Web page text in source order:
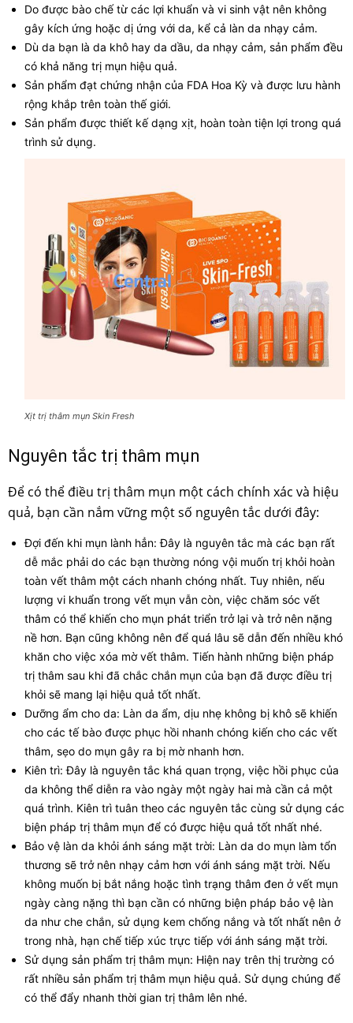
Do được bào chế từ các lợi khuẩn và vi sinh vật nên không
gây kích ứng hoặc dị ứng với da, kể cả làn da nhạy cảm.
Dù da bạn là da khô hay da dầu, da nhạy cảm, sản phẩm đều
có khả năng trị mụn hiệu quả.
Sản phẩm đạt chứng nhận của FDA Hoa Kỳ và được lưu hành
rộng khắp trên toàn thế giới.
Sản phẩm được thiết kế dạng xịt, hoàn toàn tiện lợi trong quá
trình sử dụng.
Xịt trị thâm mụn Skin Fresh
Nguyên tắc trị thâm mụn
Để có thể điều trị thâm mụn một cách chính xác và hiệu
quả, bạn cần nắm vững một số nguyên tắc dưới đây:
Đợi đến khi mụn lành hẳn: Đây là nguyên tắc mà các bạn rất
dễ mắc phải do các bạn thường nóng vội muốn trị khỏi hoàn
toàn vết thâm một cách nhanh chóng nhất. Tuy nhiên, nếu
lượng vi khuẩn trong vết mụn vẫn còn, việc chăm sóc vết
thâm có thể khiến cho mụn phát triển trở lại và trở nên nặng
nề hơn. Bạn cũng không nên để quá lâu sẽ dẫn đến nhiều khó
khăn cho việc xóa mờ vết thâm. Tiến hành những biện pháp
trị thâm sau khi đã chắc chắn mụn của bạn đã được điều trị
khỏi sẽ mang lại hiệu quả tốt nhất.
Dưỡng ẩm cho da: Làn da ẩm, dịu nhẹ không bị khô sẽ khiến
cho các tế bào được phục hồi nhanh chóng kiến cho các vết
thâm, sẹo do mụn gây ra bị mờ nhanh hơn.
Kiên trì: Đây là nguyên tắc khá quan trọng, việc hồi phục của
da không thể diễn ra vào ngày một ngày hai mà cần cả một
quá trình. Kiên trì tuân theo các nguyên tắc cùng sử dụng các
biện pháp trị thâm mụn để có được hiệu quả tốt nhất nhé.
Bảo vệ làn da khỏi ánh sáng mặt trời: Làn da do mụn làm tổn
thương sẽ trở nên nhạy cảm hơn với ánh sáng mặt trời. Nếu
không muốn bị bắt nắng hoặc tình trạng thâm đen ở vết mụn
ngày càng nặng thì bạn cần có những biện pháp bảo vệ làn
da như che chắn, sử dụng kem chống nắng và tốt nhất nên ở
trong nhà, hạn chế tiếp xúc trực tiếp với ánh sáng mặt trời.
Sử dụng sản phẩm trị thâm mụn: Hiện nay trên thị trường có
rất nhiều sản phẩm trị thâm mụn hiệu quả. Sử dụng chúng để
có thể đẩy nhanh thời gian trị thâm lên nhé.